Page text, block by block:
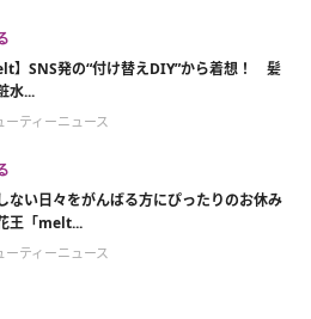
】SNS発の“付け替えDIY”から着想！ 髪
水...
ーティーニュース
ない日々をがんばる方にぴったりのお休み
王「melt...
ーティーニュース